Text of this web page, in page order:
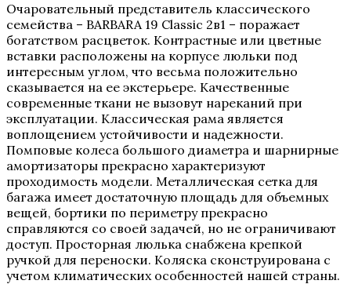
Очаровательный представитель классического
семейства – BARBARA 19 Classic 2в1 – поражает
богатством расцветок. Контрастные или цветные
вставки расположены на корпусе люльки под
интересным углом, что весьма положительно
сказывается на ее экстерьере. Качественные
современные ткани не вызовут нареканий при
эксплуатации. Классическая рама является
воплощением устойчивости и надежности.
Помповые колеса большого диаметра и шарнирные
амортизаторы прекрасно характеризуют
проходимость модели. Металлическая сетка для
багажа имеет достаточную площадь для объемных
вещей, бортики по периметру прекрасно
справляются со своей задачей, но не ограничивают
доступ. Просторная люлька снабжена крепкой
ручкой для переноски. Коляска сконструирована с
учетом климатических особенностей нашей страны.